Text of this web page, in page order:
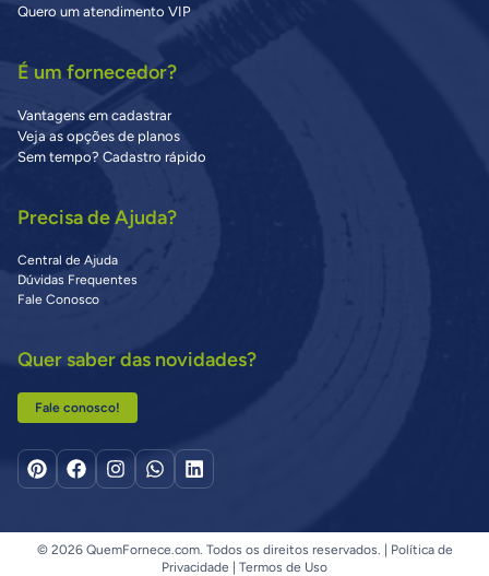
Quero um atendimento VIP
É um fornecedor?
Vantagens em cadastrar
Veja as opções de planos
Sem tempo? Cadastro rápido
Precisa de Ajuda?
Central de Ajuda
Dúvidas Frequentes
Fale Conosco
Quer saber das novidades?
Fale conosco!
© 2026 QuemFornece.com. Todos os direitos reservados. |
Política de
Privacidade
Termos de Uso